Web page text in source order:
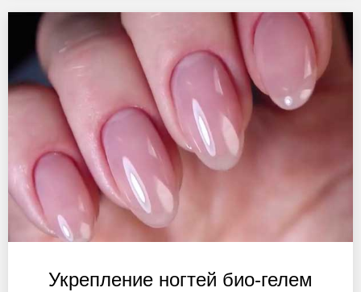
Укрепление ногтей био-гелем